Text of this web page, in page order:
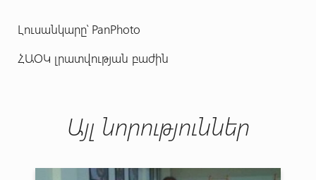
Լուսանկարը՝PanPhoto
ՀԱՕԿ լրատվության բաժին
Այլ նորություններ